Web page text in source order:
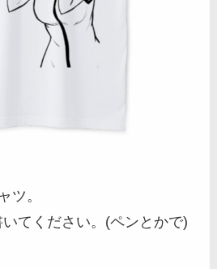
ツ。
てください。(ペンとかで)